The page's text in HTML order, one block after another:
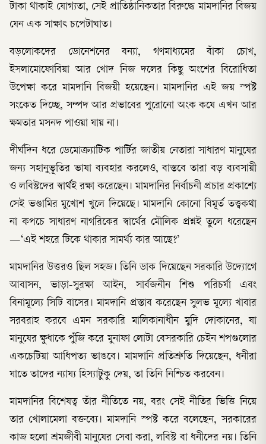
টাকা থাকাই যোগ্যতা, সেই প্রাতিষ্ঠানিকতার বিরুদ্ধে মামদানির বিজয়
যেন এক সাক্ষাৎ চপেটাঘাত।
বড়লোকদের ডোনেশনের বন্যা, গণমাধ্যমের বাঁকা চোখ,
ইসলামোফোবিয়া আর খোদ নিজ দলের কিছু অংশের বিরোধিতা
উপেক্ষা করে মামদানি বিজয়ী হয়েছেন। মামদানির এই জয় স্পষ্ট
সংকেত দিচ্ছে, সম্পদ আর প্রভাবের পুরোনো অংক কষে এখন আর
ক্ষমতার মসনদ পাওয়া যায় না।
দীর্ঘদিন ধরে ডেমোক্র্যাটিক পার্টির জাতীয় নেতারা সাধারণ মানুষের
জন্য সহানুভূতির ভাষা ব্যবহার করলেও, বাস্তবে তারা বড় ব্যবসায়ী
ও লবিস্টদের স্বার্থই রক্ষা করেছেন। মামদানির নির্বাচনী প্রচার প্রকাশ্যে
সেই ভণ্ডামির মুখোশ খুলে দিয়েছে। মামদানি কোনো বিমূর্ত তত্ত্বকথা
না কপচে সাধারণ নাগরিকের স্বার্থের মৌলিক প্রশ্নই তুলে ধরেছেন
—‘এই শহরে টিকে থাকার সামর্থ্য কার আছে?’
মামদানির উত্তরও ছিল সহজ। তিনি ডাক দিয়েছেন সরকারি উদ্যোগে
আবাসন, ভাড়া-সুরক্ষা আইন, সার্বজনীন শিশু পরিচর্যা এবং
বিনামূল্যে সিটি বাসের। মামদানি প্রস্তাব করেছেন সুলভ মূল্যে খাবার
সরবরাহ করবে এমন সরকারি মালিকানাধীন মুদি দোকানের, যা
মানুষের ক্ষুধাকে পুঁজি করে মুনাফা লোটা বেসরকারি চেইন শপগুলোর
একচেটিয়া আধিপত্য ভাঙবে। মামদানি প্রতিশ্রুতি দিয়েছেন, ধনীরা
যাতে তাদের ন্যায্য হিস্যাটুকু দেয়, তা তিনি নিশ্চিত করবেন।
মামদানির বিশেষত্ব তাঁর নীতিতে নয়, বরং সেই নীতির ভিত্তি নিয়ে
তার খোলামেলা বক্তব্যে। মামদানি স্পষ্ট করে বলেছেন, সরকারের
কাজ হলো শ্রমজীবী মানুষের সেবা করা, লবিস্ট বা ধনীদের নয়। তিনি